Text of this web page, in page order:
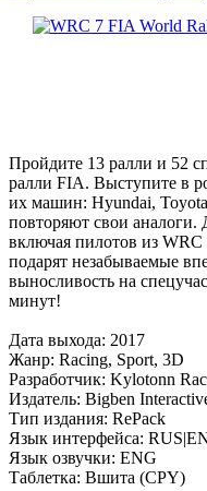
Пройдите 13 ралли и 52
ралли FIA. Выступите в
их машин: Hyundai,
повторяют свои
включая пилотов из
подарят незабываемые
выносливость на
минут!
Дата выхода: 2017
Жанр: Racing, Sport, 3D
Разработчик: Kylotonn
Издатель: Bigben
Тип издания: RePack
Язык интерфейса:
Язык озвучки: ENG
Таблетка: Вшита (CPY)